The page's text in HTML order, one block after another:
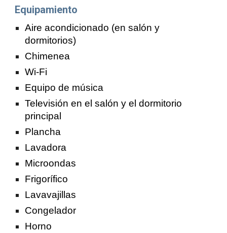
Equipamiento
Aire acondicionado (en salón y
dormitorios)
Chimenea
Wi-Fi
Equipo de música
Televisión en el salón y el dormitorio
principal
Plancha
Lavadora
Microondas
Frigorífico
Lavavajillas
Congelador
Horno